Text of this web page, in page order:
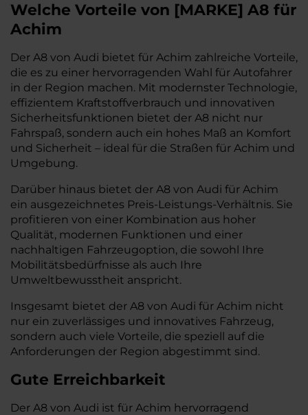
Welche Vorteile von [MARKE] A8 für
Achim
Der A8 von Audi bietet für Achim zahlreiche Vorteile,
die es zu einer hervorragenden Wahl für Autofahrer
in der Region machen. Mit modernster Technologie,
effizientem Kraftstoffverbrauch und innovativen
Sicherheitsfunktionen bietet der A8 nicht nur
Fahrspaß, sondern auch ein hohes Maß an Komfort
und Sicherheit – ideal für die Straßen für Achim und
Umgebung.
Darüber hinaus bietet der A8 von Audi für Achim
ein ausgezeichnetes Preis-Leistungs-Verhältnis. Sie
profitieren von einer Kombination aus hoher
Qualität, modernen Funktionen und einer
nachhaltigen Fahrzeugoption, die sowohl Ihre
Mobilitätsbedürfnisse als auch Ihre
Umweltbewusstheit anspricht.
Insgesamt bietet der A8 von Audi für Achim nicht
nur ein zuverlässiges und innovatives Fahrzeug,
sondern auch viele Vorteile, die speziell auf die
Anforderungen der Region abgestimmt sind.
Gute Erreichbarkeit
Der A8 von Audi ist für Achim hervorragend